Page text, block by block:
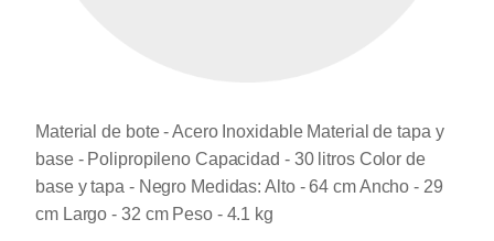
Material de bote - Acero Inoxidable Material de tapa y
base - Polipropileno Capacidad - 30 litros Color de
base y tapa - Negro Medidas: Alto - 64 cm Ancho - 29
cm Largo - 32 cm Peso - 4.1 kg